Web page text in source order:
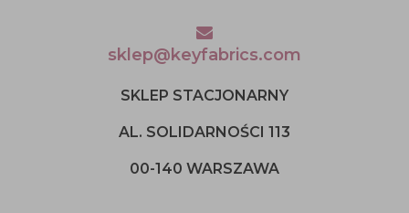
sklep@keyfabrics.com
SKLEP STACJONARNY
AL. SOLIDARNOŚCI 113
00-140 WARSZAWA